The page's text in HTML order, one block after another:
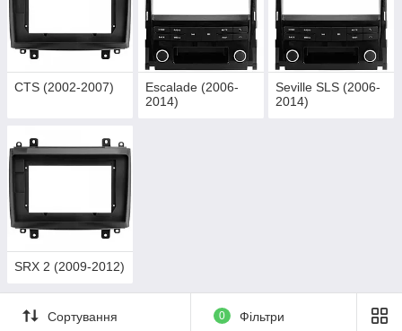
CTS (2002-2007)
Escalade (2006-
2014)
Seville SLS (2006-
2014)
SRX 2 (2009-2012)
Сортування 0 Фільтри